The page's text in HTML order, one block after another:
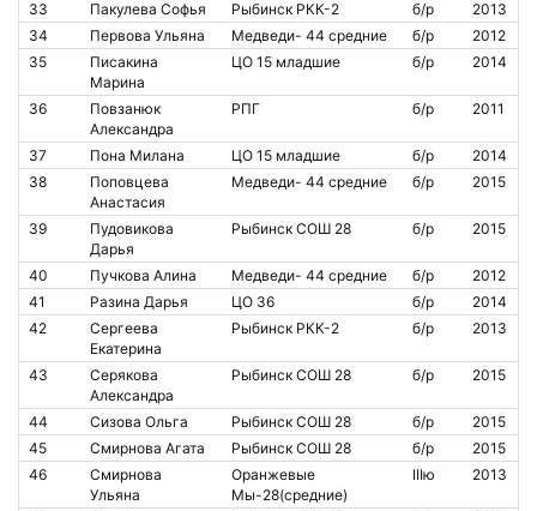
33 Пакулева Софья Рыбинск РКК-2 б/р
2013
34
Первова Ульяна Медведи- 44 средние б/р
2012
35
Писакина
Марина
ЦО 15 младшие б/р 2014
36
Повзанюк
Александра
РПГ б/р 2011
37 Пона Милана ЦО 15 младшие б/р
2014
38
Поповцева
Анастасия
Медведи- 44 средние б/р 2015
39
Пудовикова
Дарья
Рыбинск СОШ 28 б/р 2015
40 Пучкова Алина Медведи- 44 средние б/р
2012
41
Разина Дарья ЦО 36 б/р
2014
42
Сергеева
Екатерина
Рыбинск РКК-2 б/р 2013
43
Серякова
Александра
Рыбинск СОШ 28 б/р 2015
44 Сизова Ольга Рыбинск СОШ 28 б/р
2015
45
Смирнова Агата Рыбинск СОШ 28 б/р
2015
46
Смирнова
Ульяна
Оранжевые
Мы-28(средние)
IIIю 2013